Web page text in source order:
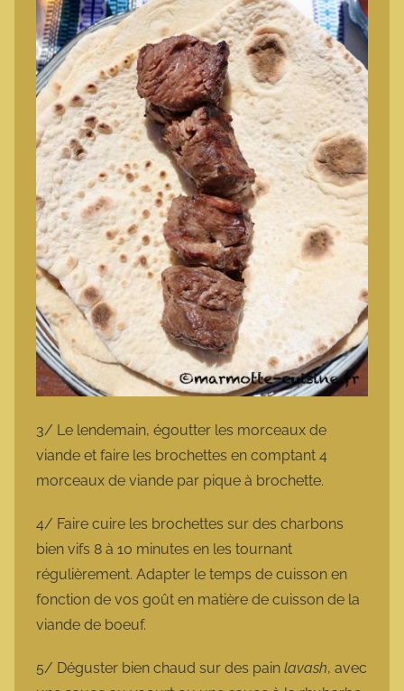
3/ Le lendemain, égoutter les morceaux de
viande et faire les brochettes en comptant 4
morceaux de viande par pique à brochette.
4/ Faire cuire les brochettes sur des charbons
bien vifs 8 à 10 minutes en les tournant
régulièrement. Adapter le temps de cuisson en
fonction de vos goût en matière de cuisson de la
viande de boeuf.
5/ Déguster bien chaud sur des pain lavash, avec